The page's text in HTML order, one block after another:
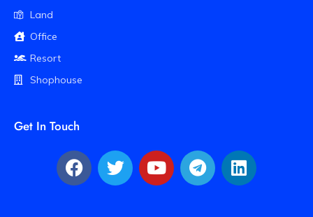
Land
Office
Resort
Shophouse
Get In Touch